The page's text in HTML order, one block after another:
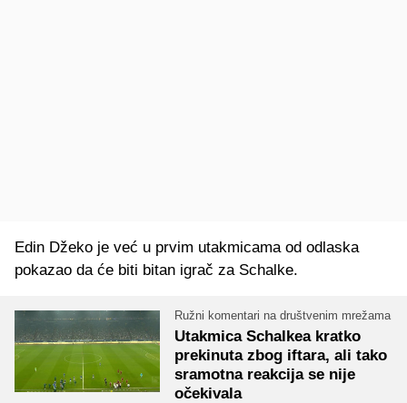
Edin Džeko je već u prvim utakmicama od odlaska
pokazao da će biti bitan igrač za Schalke.
Ružni komentari na društvenim mrežama
Utakmica Schalkea kratko
prekinuta zbog iftara, ali tako
sramotna reakcija se nije
očekivala